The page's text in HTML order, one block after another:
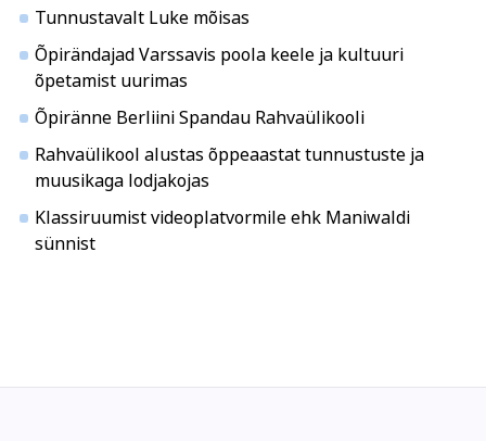
Kultuur ja ühiskond Veebi- ja videoõpe
Tunnustavalt Luke mõisas
Õpirändajad Varssavis poola keele ja kultuuri
õpetamist uurimas
Õpiränne Berliini Spandau Rahvaülikooli
Rahvaülikool alustas õppeaastat tunnustuste ja
muusikaga lodjakojas
Klassiruumist videoplatvormile ehk Maniwaldi
sünnist